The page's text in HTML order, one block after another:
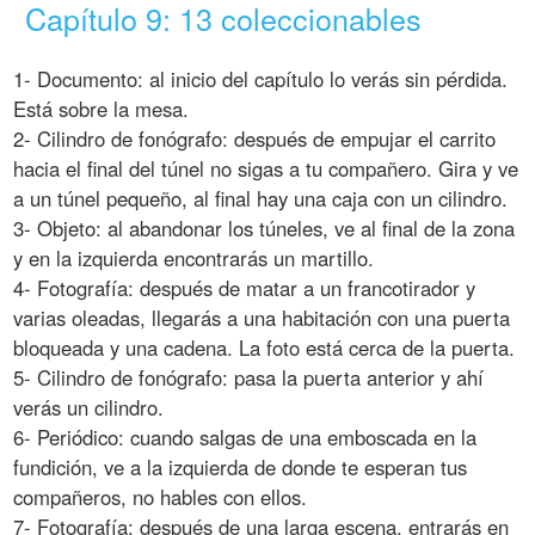
Capítulo 9: 13 coleccionables
1- Documento: al inicio del capítulo lo verás sin pérdida.
Está sobre la mesa.
2- Cilindro de fonógrafo: después de empujar el carrito
hacia el final del túnel no sigas a tu compañero. Gira y ve
a un túnel pequeño, al final hay una caja con un cilindro.
3- Objeto: al abandonar los túneles, ve al final de la zona
y en la izquierda encontrarás un martillo.
4- Fotografía: después de matar a un francotirador y
varias oleadas, llegarás a una habitación con una puerta
bloqueada y una cadena. La foto está cerca de la puerta.
5- Cilindro de fonógrafo: pasa la puerta anterior y ahí
verás un cilindro.
6- Periódico: cuando salgas de una emboscada en la
fundición, ve a la izquierda de donde te esperan tus
compañeros, no hables con ellos.
7- Fotografía: después de una larga escena, entrarás en